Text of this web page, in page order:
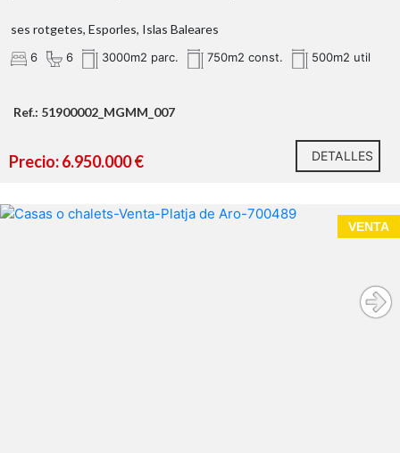
ses rotgetes, Esporles, Islas Baleares
6 6 3000m2 parc. 750m2 const. 500m2 util
Ref.: 51900002_MGMM_007
Precio: 6.950.000 € DETALLES
VENTA